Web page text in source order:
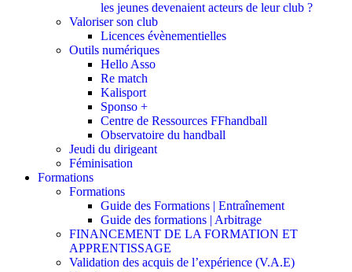
les jeunes devenaient acteurs de leur club ?
Valoriser son club
Licences évènementielles
Outils numériques
Hello Asso
Re match
Kalisport
Sponso +
Centre de Ressources FFhandball
Observatoire du handball
Jeudi du dirigeant
Féminisation
Formations
Formations
Guide des Formations | Entraînement
Guide des formations | Arbitrage
FINANCEMENT DE LA FORMATION ET
APPRENTISSAGE
Validation des acquis de l’expérience (V.A.E)